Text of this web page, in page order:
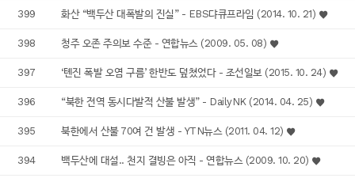
399 화산 “백두산 대폭발의 진실” - EBS댜큐프라임 (2014. 10. 21)
398 청주 오존 주의보 수준 - 연합뉴스 (2009. 05. 08)
397 ‘톈진 폭발 오염 구름’ 한반도 덮쳤었다 - 조선일보 (2015. 10. 24)
396 “북한 전역 동시다발적 산불 발생” - DailyNK (2014. 04. 25)
395 북한에서 산불 70여 건 발생 - YTN뉴스 (2011. 04. 12)
394 백두산에 대설.. 천지 결빙은 아직 - 연합뉴스 (2009. 10. 20)